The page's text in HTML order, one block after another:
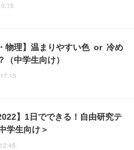
物理】温まりやすい色 or 冷め
（中学生向け）
】1日でできる！自由研究テ
学生向け＞